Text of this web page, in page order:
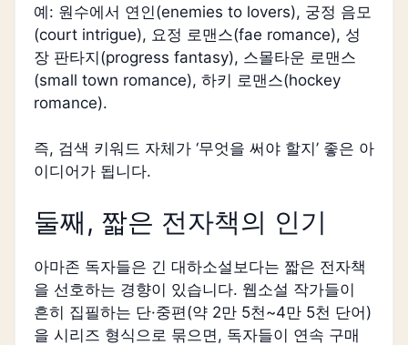
예: 원수에서 연인(enemies to lovers), 궁정 음모
(court intrigue), 요정 로맨스(fae romance), 성
장 판타지(progress fantasy), 스몰타운 로맨스
(small town romance), 하키 로맨스(hockey
romance).
즉, 검색 키워드 자체가 ‘무엇을 써야 할지’ 좋은 아
이디어가 됩니다.
둘째, 짧은 전자책의 인기
아마존 독자들은 긴 대하소설보다는 짧은 전자책
을 선호하는 경향이 있습니다. 웹소설 작가들이
흔히 집필하는 단·중편(약 2만 5천~4만 5천 단어)
을 시리즈 형식으로 묶으면, 독자들이 연속 구매